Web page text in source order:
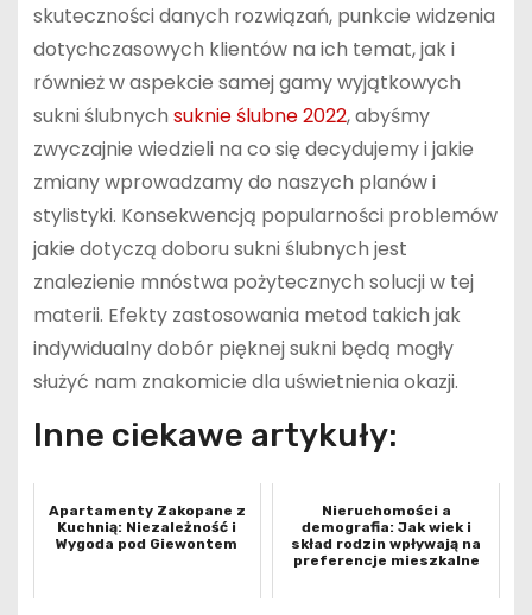
skuteczności danych rozwiązań, punkcie widzenia
dotychczasowych klientów na ich temat, jak i
również w aspekcie samej gamy wyjątkowych
sukni ślubnych suknie ślubne 2022, abyśmy
zwyczajnie wiedzieli na co się decydujemy i jakie
zmiany wprowadzamy do naszych planów i
stylistyki. Konsekwencją popularności problemów
jakie dotyczą doboru sukni ślubnych jest
znalezienie mnóstwa pożytecznych solucji w tej
materii. Efekty zastosowania metod takich jak
indywidualny dobór pięknej sukni będą mogły
służyć nam znakomicie dla uświetnienia okazji.
Inne ciekawe artykuły:
Apartamenty Zakopane z
Kuchnią: Niezależność i
Wygoda pod Giewontem
Nieruchomości a
demografia: Jak wiek i
skład rodzin wpływają na
preferencje mieszkalne